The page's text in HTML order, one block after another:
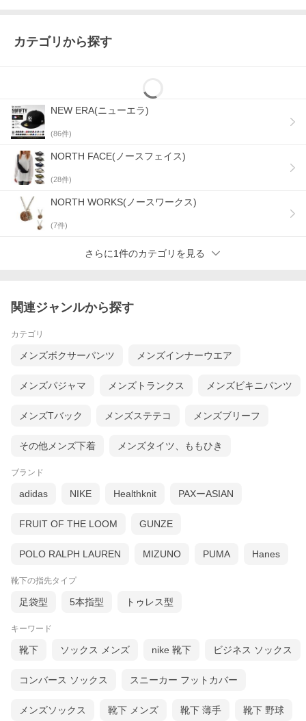
カテゴリから探す
NEW ERA(ニューエラ)
(86件)
NORTH FACE(ノースフェイス)
(28件)
NORTH WORKS(ノースワークス)
(7件)
さらに1件のカテゴリを見る
関連ジャンルから探す
カテゴリ
メンズボクサーパンツ メンズインナーウエア
メンズパジャマ メンズトランクス メンズビキニパンツ
メンズTバック メンズステテコ メンズブリーフ
その他メンズ下着 メンズタイツ、ももひき
ブランド
adidas NIKE Healthknit PAXーASIAN
FRUIT OF THE LOOM GUNZE
POLO RALPH LAUREN MIZUNO PUMA Hanes
靴下の指先タイプ
足袋型 5本指型 トゥレス型
キーワード
靴下 ソックス メンズ nike 靴下 ビジネス ソックス
コンバース ソックス スニーカー フットカバー
メンズソックス 靴下 メンズ 靴下 薄手 靴下 野球